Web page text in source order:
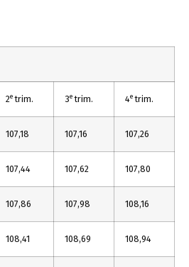
2etrim. 3etrim. 4etrim.
107,18 107,16 107,26
107,44 107,62 107,80
107,86 107,98 108,16
108,41 108,69 108,94